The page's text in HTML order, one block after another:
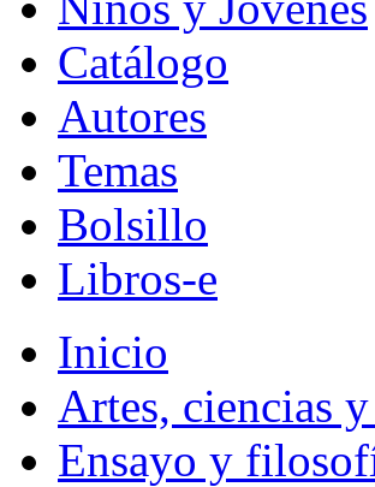
Catálogo
Autores
Temas
Bolsillo
Libros-e
Inicio
Artes, ciencias
Ensayo y